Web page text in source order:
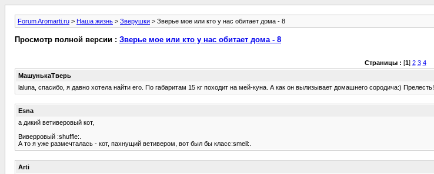
Forum Aromarti.ru > Наша жизнь > Зверушки > Зверье мое или кто у нас обитает дома - 8
Просмотр полной версии : Зверье мое или кто у нас обитает дома - 8
Страницы : [1] 2 3 4
МашунькаТверь
laluna, спасибо, я давно хотела найти его. По габаритам 15 кг походит на мей-куна. А как он вылизывает домашнего сородича:) Прелесть!
Esna
а дикий ветиверовый кот,
Виверровый :shuffle:.
А то я уже размечталась - кот, пахнущий ветивером, вот был бы класс:smeil:.
Arti